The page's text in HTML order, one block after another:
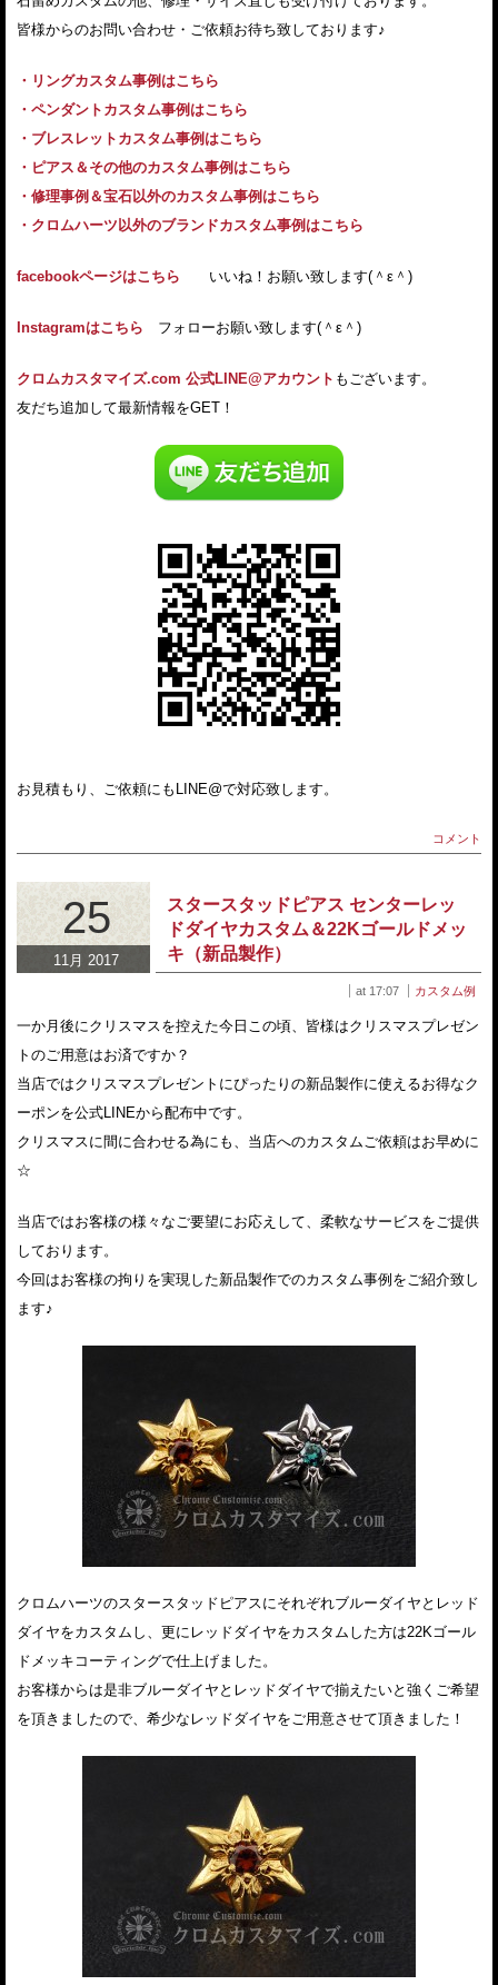
皆様からのお問い合わせ・ご依頼お待ち致しております♪
・リングカスタム事例はこちら
・ペンダントカスタム事例はこちら
・ブレスレットカスタム事例はこちら
・ピアス＆その他のカスタム事例はこちら
・修理事例＆宝石以外のカスタム事例はこちら
・クロムハーツ以外のブランドカスタム事例はこちら
facebookページはこちら いいね！お願い致します(＾ε＾)
Instagramはこちら フォローお願い致します(＾ε＾)
クロムカスタマイズ.com 公式LINE@アカウント もございます。
友だち追加して最新情報をGET！
お見積もり、ご依頼にもLINE@で対応致します。
コメント
25
11月 2017
スタースタッドピアス センターレッ
ドダイヤカスタム＆22Kゴールドメッ
キ（新品製作）
at 17:07 カスタム例
一か月後にクリスマスを控えた今日この頃、皆様はクリスマスプレゼン
トのご用意はお済ですか？
当店ではクリスマスプレゼントにぴったりの新品製作に使えるお得なク
ーポンを公式LINEから配布中です。
クリスマスに間に合わせる為にも、当店へのカスタムご依頼はお早めに
☆
当店ではお客様の様々なご要望にお応えして、柔軟なサービスをご提供
しております。
今回はお客様の拘りを実現した新品製作でのカスタム事例をご紹介致し
ます♪
クロムハーツのスタースタッドピアスにそれぞれブルーダイヤとレッド
ダイヤをカスタムし、更にレッドダイヤをカスタムした方は22Kゴール
ドメッキコーティングで仕上げました。
お客様からは是非ブルーダイヤとレッドダイヤで揃えたいと強くご希望
を頂きましたので、希少なレッドダイヤをご用意させて頂きました！